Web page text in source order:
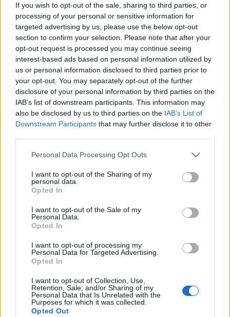
If you wish to opt-out of the sale, sharing to third parties, or
processing of your personal or sensitive information for
targeted advertising by us, please use the below opt-out
section to confirm your selection. Please note that after your
opt-out request is processed you may continue seeing
interest-based ads based on personal information utilized by
us or personal information disclosed to third parties prior to
your opt-out. You may separately opt-out of the further
disclosure of your personal information by third parties on the
IAB’s list of downstream participants. This information may
also be disclosed by us to third parties on the IAB’s List of
Downstream Participants that may further disclose it to other
Please note that this website/app uses one or more Google
not limited to your visit or usage behaviour. You may click to
grant or deny consent to Google and its third-party tags to
use your data for below specified purposes in below Google
consent section.
Personal Data Processing Opt Outs
I want to opt-out of the Sharing of my
personal data.
Opted In
I want to opt-out of the Sale of my
Personal Data.
Opted In
I want to opt-out of processing my
Personal Data for Targeted Advertising.
Opted In
I want to opt-out of Collection, Use,
Retention, Sale, and/or Sharing of my
Personal Data that Is Unrelated with the
Purposes for which it was collected.
Opted Out
GamesCom 2010 - Part 2
Magócs Dávid•2010. augusztus 21.
Folytatom a nagyszabású rendezvény taglalását.
Előző posztomban elsősorban a PC-s játékokra
próbáltam fókuszálni, illetve azon belül is a
hihetetlen MMO dömpingre, ami végeláthatatlan
látszik. A PC-s jelző azonban itt egy kissé becsapós,
Dead Island - játékelőzetes
Wostry Ferenc•2008. november 21.
Fulci goes konzol!!!